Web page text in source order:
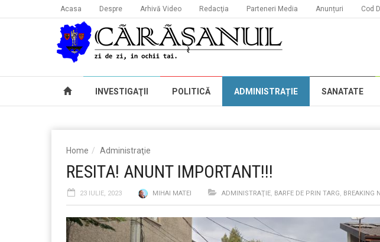
Acasa Despre Arhivă Video Redacţia Parteneri Media Anunțuri Cod
INVESTIGAŢII POLITICĂ ADMINISTRAȚIE SANATATE
Home Administraţie
RESITA! ANUNT IMPORTANT!!!
23 IULIE, 2023 MIHAI MATEI ADMINISTRAŢIE, BARFE DE PRIN TARG, BREAKING